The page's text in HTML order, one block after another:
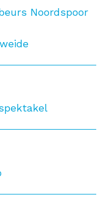
Noordspoor